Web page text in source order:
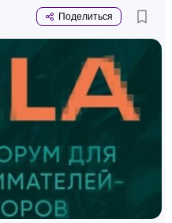
Поделиться